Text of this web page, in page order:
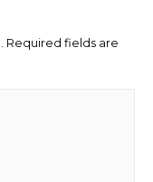
Required fields are